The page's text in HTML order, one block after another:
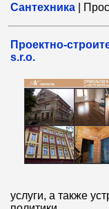
Сантехника
Проектно-
s.r.o.
услуги, а также